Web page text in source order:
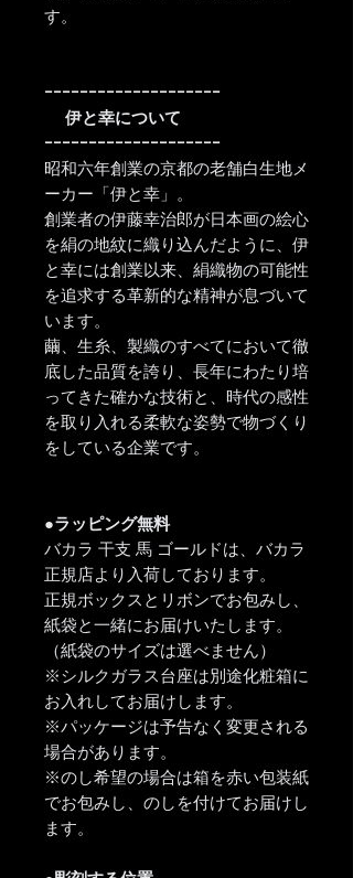
す。
ｰｰｰｰｰｰｰｰｰｰｰｰｰｰｰｰｰｰｰｰ
伊と幸について
ｰｰｰｰｰｰｰｰｰｰｰｰｰｰｰｰｰｰｰｰ
昭和六年創業の京都の老舗白生地メ
ーカー「伊と幸」。
創業者の伊藤幸治郎が日本画の絵心
を絹の地紋に織り込んだように、伊
と幸には創業以来、絹織物の可能性
を追求する革新的な精神が息づいて
います。
繭、生糸、製織のすべてにおいて徹
底した品質を誇り、長年にわたり培
ってきた確かな技術と、時代の感性
を取り入れる柔軟な姿勢で物づくり
をしている企業です。
●ラッピング無料
バカラ 干支 馬 ゴールドは、バカラ
正規店より入荷しております。
正規ボックスとリボンでお包みし、
紙袋と一緒にお届けいたします。
（紙袋のサイズは選べません）
※シルクガラス台座は別途化粧箱に
お入れしてお届けします。
※パッケージは予告なく変更される
場合があります。
※のし希望の場合は箱を赤い包装紙
でお包みし、のしを付けてお届けし
ます。